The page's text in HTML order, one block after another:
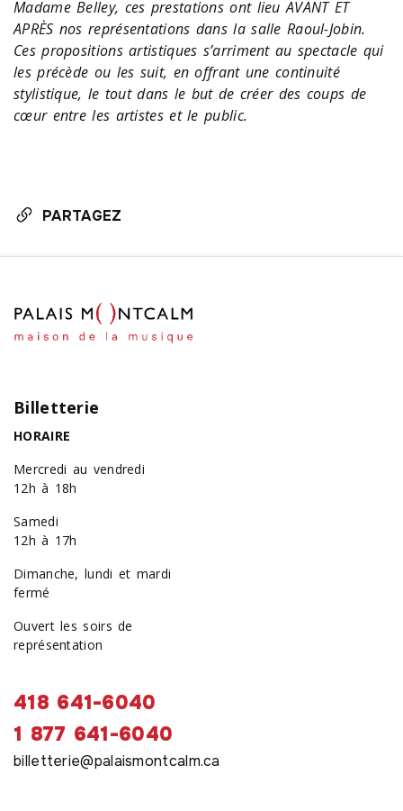
Madame Belley, ces prestations ont lieu AVANT ET
APRÈS nos représentations dans la salle Raoul-Jobin.
Ces propositions artistiques s’arriment au spectacle qui
les précède ou les suit, en offrant une continuité
stylistique, le tout dans le but de créer des coups de
cœur entre les artistes et le public.
PARTAGEZ
Billetterie
HORAIRE
Mercredi au vendredi
12h à 18h
Samedi
12h à 17h
Dimanche, lundi et mardi
fermé
Ouvert les soirs de
représentation
418 641-6040
1 877 641-6040
billetterie@palaismontcalm.ca